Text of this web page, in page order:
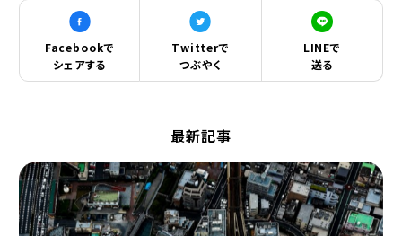
Facebookで
シェアする
Twitterで
つぶやく
LINEで
送る
最新記事